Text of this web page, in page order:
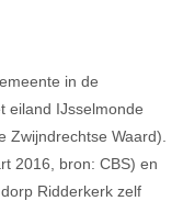
in de
eiland IJsselmonde
Zwijndrechtse Waard).
2016, bron: CBS) en
Ridderkerk zelf